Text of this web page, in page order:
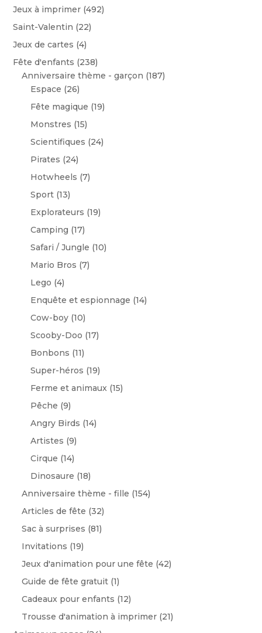
Jeux à imprimer (492)
Saint-Valentin (22)
Jeux de cartes (4)
Fête d'enfants (238)
Anniversaire thème - garçon (187)
Espace (26)
Fête magique (19)
Monstres (15)
Scientifiques (24)
Pirates (24)
Hotwheels (7)
Sport (13)
Explorateurs (19)
Camping (17)
Safari / Jungle (10)
Mario Bros (7)
Lego (4)
Enquête et espionnage (14)
Cow-boy (10)
Scooby-Doo (17)
Bonbons (11)
Super-héros (19)
Ferme et animaux (15)
Pêche (9)
Angry Birds (14)
Artistes (9)
Cirque (14)
Dinosaure (18)
Anniversaire thème - fille (154)
Articles de fête (32)
Sac à surprises (81)
Invitations (19)
Jeux d'animation pour une fête (42)
Guide de fête gratuit (1)
Cadeaux pour enfants (12)
Trousse d'animation à imprimer (21)